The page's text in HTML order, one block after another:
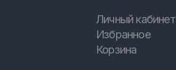
Личный кабинет
Избранное
Корзина